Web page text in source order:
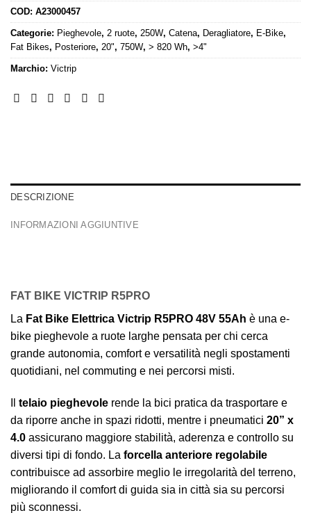
COD: A23000457
Categorie: Pieghevole, 2 ruote, 250W, Catena, Deragliatore, E-Bike,
Fat Bikes, Posteriore, 20", 750W, > 820 Wh, >4"
Marchio: Victrip
DESCRIZIONE
INFORMAZIONI AGGIUNTIVE
FAT BIKE VICTRIP R5PRO
La Fat Bike Elettrica Victrip R5PRO 48V 55Ah è una e-
bike pieghevole a ruote larghe pensata per chi cerca
grande autonomia, comfort e versatilità negli spostamenti
quotidiani, nel commuting e nei percorsi misti.
telaio pieghevole rende la bici pratica da trasportare e
da riporre anche in spazi ridotti, mentre i pneumatici 20” x
4.0 assicurano maggiore stabilità, aderenza e controllo su
diversi tipi di fondo. La forcella anteriore regolabile
contribuisce ad assorbire meglio le irregolarità del terreno,
migliorando il comfort di guida sia in città sia su percorsi
più sconnessi.